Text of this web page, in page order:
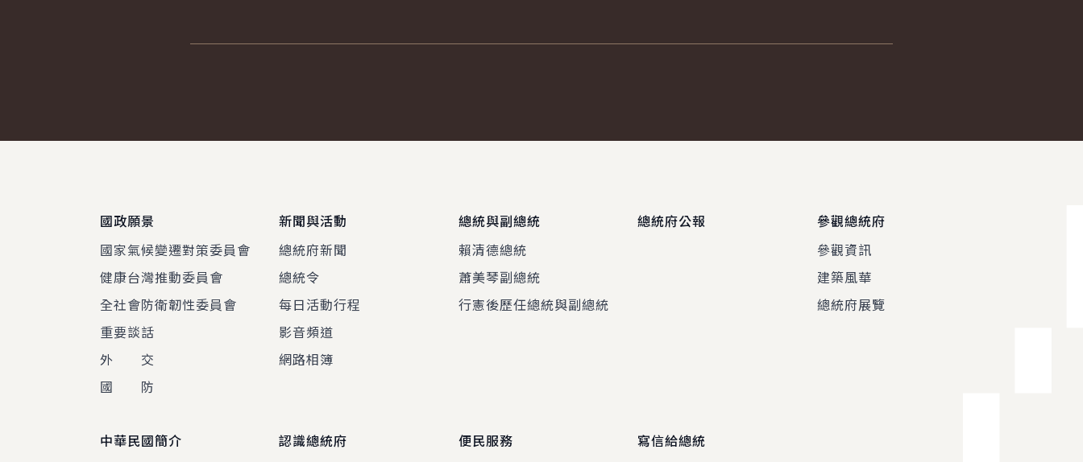
國政願景
國家氣候變遷對策委員會
健康台灣推動委員會
全社會防衛韌性委員會
重要談話
外 交
國 防
新聞與活動
總統府新聞
總統令
每日活動行程
影音頻道
網路相簿
總統與副總統
賴清德總統
蕭美琴副總統
行憲後歷任總統與副總統
總統府公報
參觀總統府
參觀資訊
建築風華
總統府展覽
中華民國簡介
認識總統府
便民服務 寫信給總統